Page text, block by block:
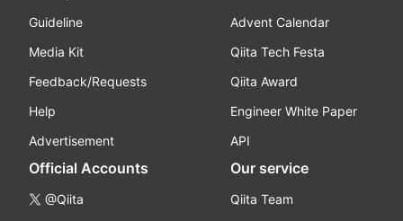
Guideline
Media Kit
Feedback/Requests
Help
Advertisement
Advent Calendar
Qiita Tech Festa
Qiita Award
Engineer White Paper
API
Official Accounts
@Qiita
Our service
Qiita Team